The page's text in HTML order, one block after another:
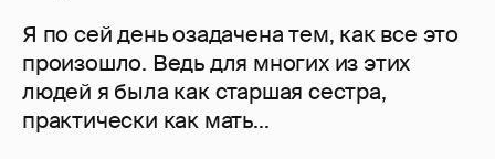
Я по сей день озадачена тем, как все это
произошло. Ведь для многих из этих
людей я была как старшая сестра,
практически как мать...